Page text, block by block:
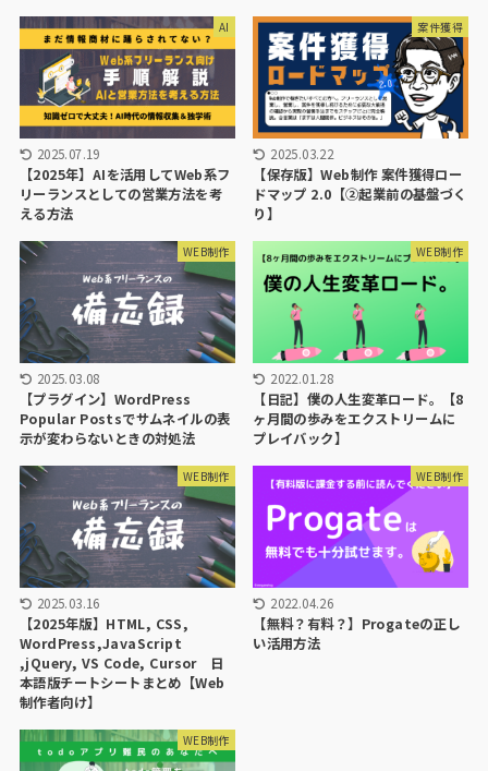
AI
2025.07.19
【2025年】AIを活用してWeb系フ
リーランスとしての営業方法を考
える方法
案件獲得
2025.03.22
【保存版】Web制作 案件獲得ロー
ドマップ 2.0【②起業前の基盤づく
り】
WEB制作
2025.03.08
【プラグイン】WordPress
Popular Postsでサムネイルの表
示が変わらないときの対処法
WEB制作
2022.01.28
【日記】僕の人生変革ロード。【8
ヶ月間の歩みをエクストリームに
プレイバック】
WEB制作
2025.03.16
【2025年版】HTML, CSS,
WordPress,JavaScript
,jQuery, VS Code, Cursor 日
本語版チートシートまとめ【Web
制作者向け】
WEB制作
2022.04.26
【無料？有料？】Progateの正し
い活用方法
WEB制作